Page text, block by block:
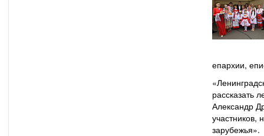
епархии,
рассказать
Александр
участников,
зарубежья».